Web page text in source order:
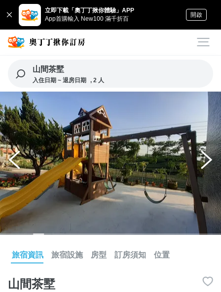
立即下載「奧丁丁揪你體驗」APP
App首購輸入 New100 滿千折百
開啟
山間茶墅
入住日期 ~ 退房日期 , 2 人
旅宿資訊 旅宿設施 房型 訂房須知 位置
山間茶墅